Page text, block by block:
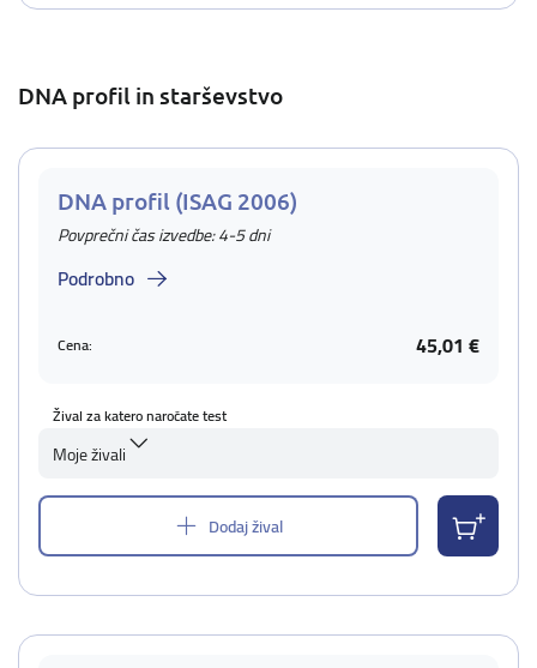
DNA profil in starševstvo
DNA profil (ISAG 2006)
Povprečni čas izvedbe: 4-5 dni
Podrobno
Cena: 45,01 €
Žival za katero naročate test
Moje živali
Dodaj žival